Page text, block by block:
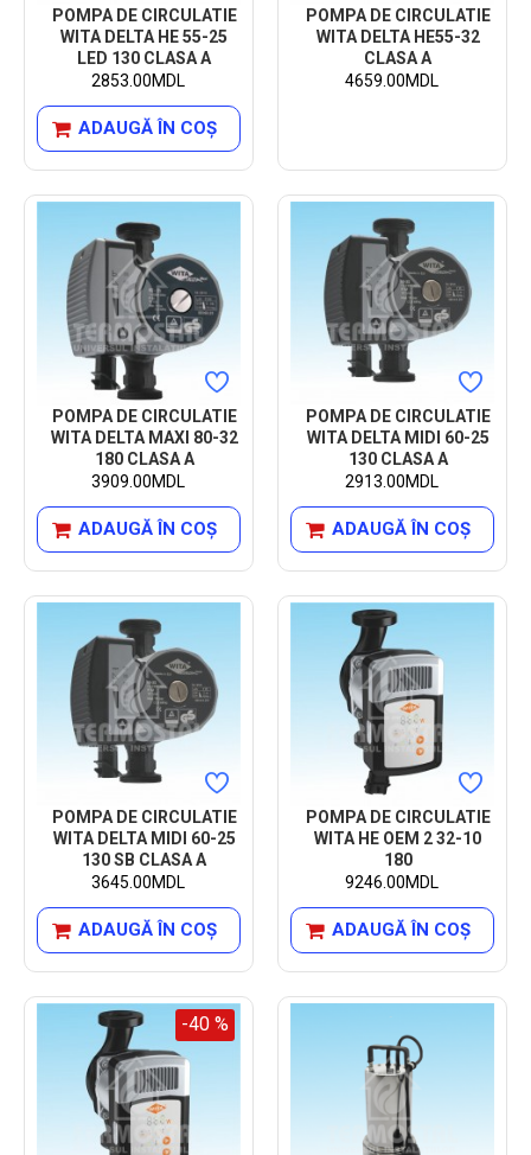
POMPA DE CIRCULATIE
WITA DELTA HE 55-25
LED 130 CLASA A
2853.00MDL
ADAUGĂ ÎN COŞ
POMPA DE CIRCULATIE
WITA DELTA HE55-32
CLASA A
4659.00MDL
POMPA DE CIRCULATIE
WITA DELTA MAXI 80-32
180 CLASA A
3909.00MDL
ADAUGĂ ÎN COŞ
POMPA DE CIRCULATIE
WITA DELTA MIDI 60-25
130 CLASA A
2913.00MDL
ADAUGĂ ÎN COŞ
POMPA DE CIRCULATIE
WITA DELTA MIDI 60-25
130 SB CLASA A
3645.00MDL
ADAUGĂ ÎN COŞ
POMPA DE CIRCULATIE
WITA HE OEM 2 32-10
180
9246.00MDL
ADAUGĂ ÎN COŞ
-40 %